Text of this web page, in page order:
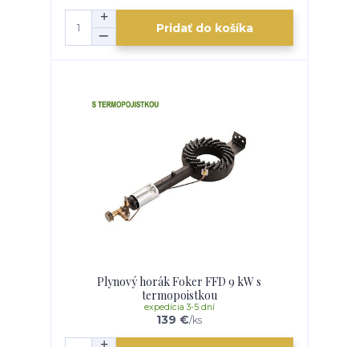
Pridať do košíka
Plynový horák Foker FFD 9 kW s
termopoistkou
139 €/ks
expedícia 3-5 dní